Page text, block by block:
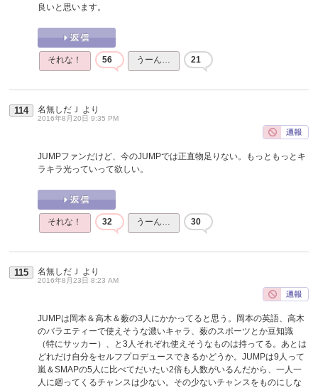
良いと思います。
それな！ 56 うーん… 21
114 名無しだＪ より
2016年8月20日 9:35 PM
JUMPファンだけど、今のJUMPでは正直物足りない。もっともっとキ
ラキラ光っていって欲しい。
それな！ 32 うーん… 30
115 名無しだＪ より
2016年8月23日 8:23 AM
JUMPは岡本＆高木＆薮の3人にかかってると思う。岡本の英語、高木
のバラエティーで使えそうな濃いキャラ、薮のスポーツとか豆知識
（特にサッカー）、と3人それぞれ使えそうなものは持ってる。あとは
どれだけ自分をセルフプロデュースできるかどうか。JUMPは9人って
嵐＆SMAPの5人に比べてだいたい2倍も人数がいるんだから、一人一
人に廻ってくるチャンスは少ない。その少ないチャンスをものにしな